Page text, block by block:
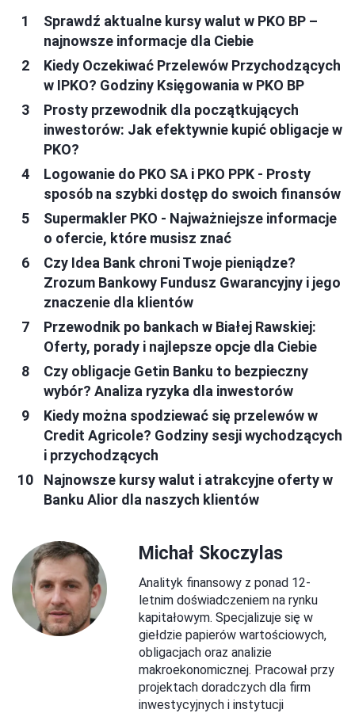
Sprawdź aktualne kursy walut w PKO BP –
najnowsze informacje dla Ciebie
Kiedy Oczekiwać Przelewów Przychodzących
w IPKO? Godziny Księgowania w PKO BP
Prosty przewodnik dla początkujących
inwestorów: Jak efektywnie kupić obligacje w
PKO?
Logowanie do PKO SA i PKO PPK - Prosty
sposób na szybki dostęp do swoich finansów
Supermakler PKO - Najważniejsze informacje
o ofercie, które musisz znać
Czy Idea Bank chroni Twoje pieniądze?
Zrozum Bankowy Fundusz Gwarancyjny i jego
znaczenie dla klientów
Przewodnik po bankach w Białej Rawskiej:
Oferty, porady i najlepsze opcje dla Ciebie
Czy obligacje Getin Banku to bezpieczny
wybór? Analiza ryzyka dla inwestorów
Kiedy można spodziewać się przelewów w
Credit Agricole? Godziny sesji wychodzących
i przychodzących
Najnowsze kursy walut i atrakcyjne oferty w
Banku Alior dla naszych klientów
Michał Skoczylas
Analityk finansowy z ponad 12-
letnim doświadczeniem na rynku
kapitałowym. Specjalizuje się w
giełdzie papierów wartościowych,
obligacjach oraz analizie
makroekonomicznej. Pracował przy
projektach doradczych dla firm
inwestycyjnych i instytucji